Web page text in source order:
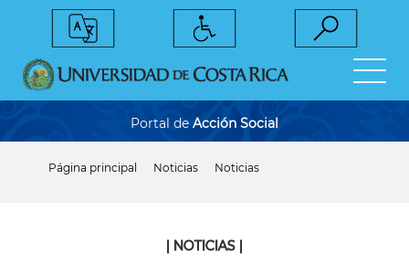
Portal de Acción Social
Página principal Noticias Noticias
| NOTICIAS |